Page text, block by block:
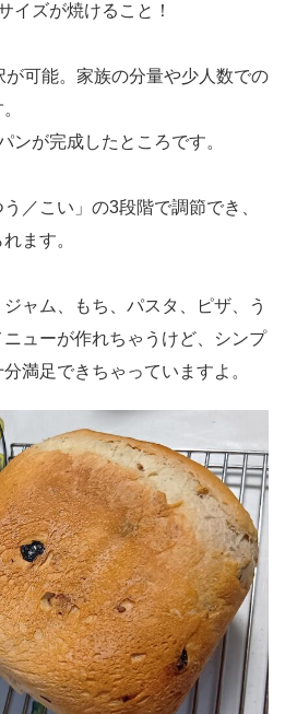
イズが焼けること！
可能。家族の分量や少人数での
ンが完成したところです。
／こい」の3段階で調節でき、
ます。
ジャム、もち、パスタ、ピザ、う
ューが作れちゃうけど、シンプ
満足できちゃっていますよ。